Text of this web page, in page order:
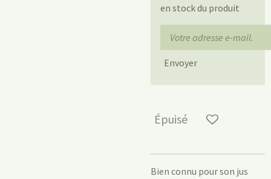
en stock du produit
Envoyer
Épuisé
Bien connu pour son jus